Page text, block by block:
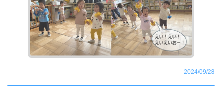
2024/09/28